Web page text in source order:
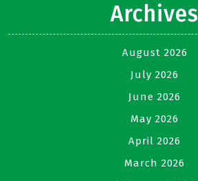
Archives
August 2026
July 2026
June 2026
May 2026
April 2026
March 2026